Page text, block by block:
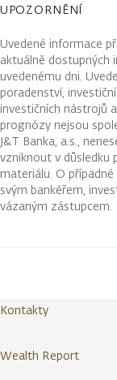
UPOZORNĚNÍ
Uvedené informace
aktuálně dostupných
uvedenému dni.
poradenství,
investičních nástrojů
prognózy nejsou
J&T Banka, a.s.,
vzniknout v důsledku
materiálu. O
svým bankéřem,
vázaným zástupcem.
Kontakty
Wealth Report